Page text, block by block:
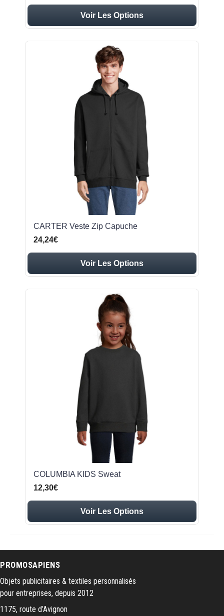
Voir Les Options
CARTER Veste Zip Capuche
24,24€
Voir Les Options
COLUMBIA KIDS Sweat
12,30€
Voir Les Options
PROMOSAPIENS
Objets publicitaires & textiles personnalisés
pour entreprises, depuis 2012
1175, route d’Avignon